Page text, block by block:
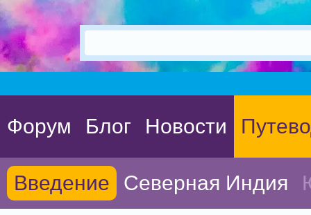
Форум Блог Новости
Введение Северная Индия